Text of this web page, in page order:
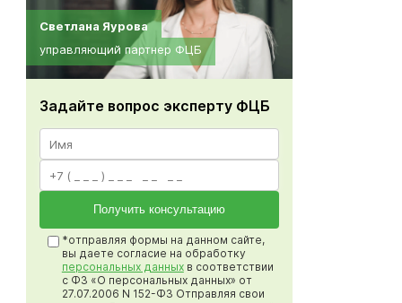
Светлана Яурова
управляющий партнер ФЦБ
Задайте вопрос эксперту ФЦБ
Получить консультацию
*отправляя формы на данном сайте,
вы даете согласие на обработку
персональных данныхв соответствии
с ФЗ «О персональных данных» от
27.07.2006 N 152-ФЗ Отправляя свои